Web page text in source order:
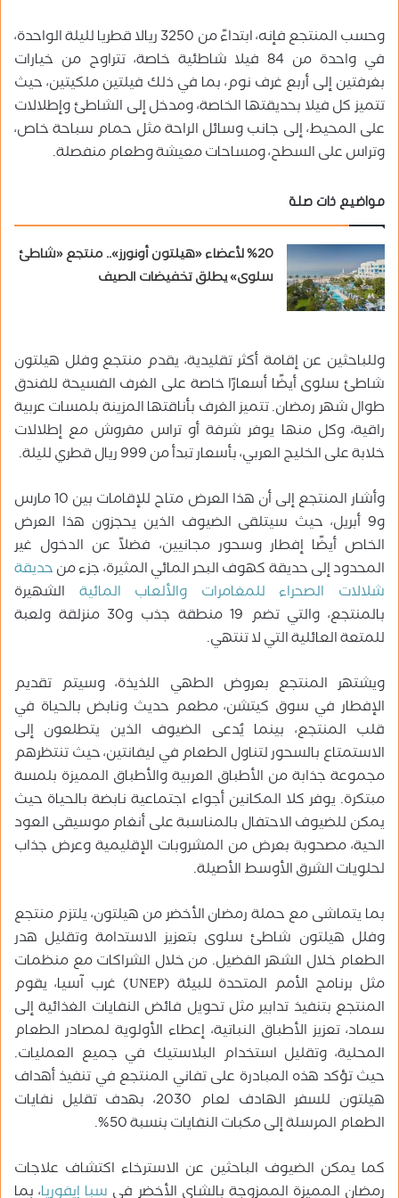
وحسب المنتجع فإنه، ابتداءً من 3250 ريالا قطريا لليلة الواحدة،
في واحدة من 84 فيلا شاطئية خاصة، تتراوح من خيارات
بغرفتين إلى أربع غرف نوم، بما في ذلك فيلتين ملكيتين، حيث
تتميز كل فيلا بحديقتها الخاصة، ومدخل إلى الشاطئ وإطلالات
على المحيط، إلى جانب وسائل الراحة مثل حمام سباحة خاص،
وتراس على السطح، ومساحات معيشة وطعام منفصلة.
مواضيع ذات صلة
%20 لأعضاء «هيلتون أونورز».. منتجع «شاطئ
سلوى» يطلق تخفيضات الصيف
وللباحثين عن إقامة أكثر تقليدية، يقدم منتجع وفلل هيلتون
شاطئ سلوى أيضًا أسعارًا خاصة على الغرف الفسيحة للفندق
طوال شهر رمضان. تتميز الغرف بأناقتها المزينة بلمسات عربية
راقية، وكل منها يوفر شرفة أو تراس مفروش مع إطلالات
خلابة على الخليج العربي، بأسعار تبدأ من 999 ريال قطري لليلة.
وأشار المنتجع إلى أن هذا العرض متاح للإقامات بين 10 مارس
و9 أبريل، حيث سيتلقى الضيوف الذين يحجزون هذا العرض
الخاص أيضًا إفطار وسحور مجانيين، فضلاً عن الدخول غير
المحدود إلى حديقة كهوف البحر المائي المثيرة، جزء منحديقة
شلالات الصحراء للمغامرات والألعاب المائية الشهيرة
بالمنتجع، والتي تضم 19 منطقة جذب و30 منزلقة ولعبة
للمتعة العائلية التي لا تنتهي.
ويشتهر المنتجع بعروض الطهي اللذيذة، وسيتم تقديم
الإفطار في سوق كيتشن، مطعم حديث ونابض بالحياة في
قلب المنتجع، بينما يُدعى الضيوف الذين يتطلعون إلى
الاستمتاع بالسحور لتناول الطعام في ليفانتين، حيث تنتظرهم
مجموعة جذابة من الأطباق العربية والأطباق المميزة بلمسة
مبتكرة. يوفر كلا المكانين أجواء اجتماعية نابضة بالحياة حيث
يمكن للضيوف الاحتفال بالمناسبة على أنغام موسيقى العود
الحية، مصحوبة بعرض من المشروبات الإقليمية وعرض جذاب
لحلويات الشرق الأوسط الأصيلة.
بما يتماشى مع حملة رمضان الأخضر من هيلتون، يلتزم منتجع
وفلل هيلتون شاطئ سلوى بتعزيز الاستدامة وتقليل هدر
الطعام خلال الشهر الفضيل. من خلال الشراكات مع منظمات
مثل برنامج الأمم المتحدة للبيئة (UNEP) غرب آسيا، يقوم
المنتجع بتنفيذ تدابير مثل تحويل فائض النفايات الغذائية إلى
سماد، تعزيز الأطباق النباتية، إعطاء الأولوية لمصادر الطعام
المحلية، وتقليل استخدام البلاستيك في جميع العمليات.
حيث تؤكد هذه المبادرة على تفاني المنتجع في تنفيذ أهداف
هيلتون للسفر الهادف لعام 2030، بهدف تقليل نفايات
الطعام المرسلة إلى مكبات النفايات بنسبة 50%.
كما يمكن الضيوف الباحثين عن الاسترخاء اكتشاف علاجات